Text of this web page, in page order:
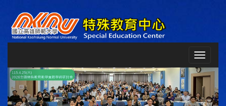
Toggle
Previous Next